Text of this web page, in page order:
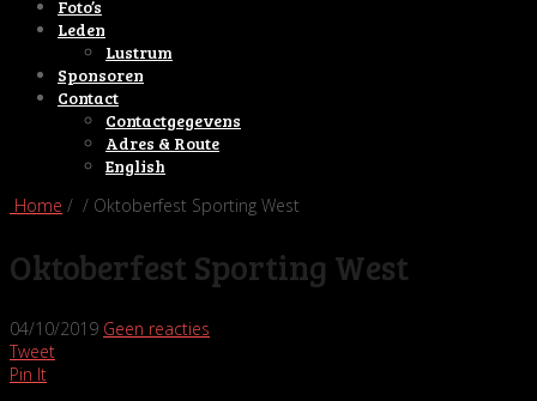
Foto’s
Leden
Lustrum
Sponsoren
Contact
Contactgegevens
Adres & Route
English
Home / / Oktoberfest Sporting West
Oktoberfest Sporting West
04/10/2019 Geen reacties
Tweet
Pin It